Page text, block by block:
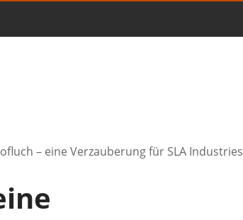
– eine Verzauberung für SLA Industries